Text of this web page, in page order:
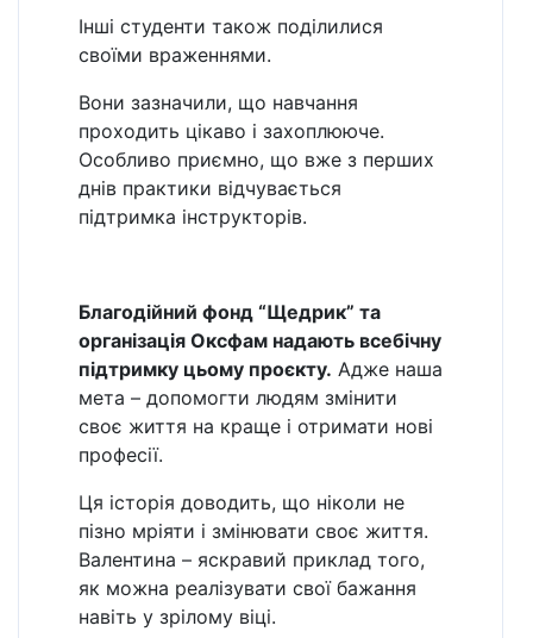
Інші студенти також поділилися
своїми враженнями.
Вони зазначили, що навчання
проходить цікаво і захоплююче.
Особливо приємно, що вже з перших
днів практики відчувається
підтримка інструкторів.
Благодійний фонд “Щедрик” та
організація Оксфам надають всебічну
підтримку цьому проєкту. Адже наша
мета – допомогти людям змінити
своє життя на краще і отримати нові
професії.
Ця історія доводить, що ніколи не
пізно мріяти і змінювати своє життя.
Валентина – яскравий приклад того,
як можна реалізувати свої бажання
навіть у зрілому віці.